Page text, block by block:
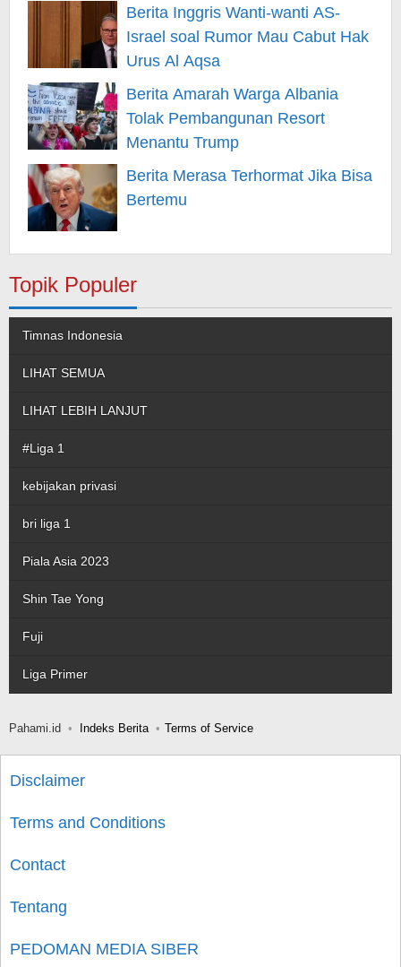
Berita Inggris Wanti-wanti AS-
Israel soal Rumor Mau Cabut Hak
Urus Al Aqsa
Berita Amarah Warga Albania
Tolak Pembangunan Resort
Menantu Trump
Berita Merasa Terhormat Jika Bisa
Bertemu
Topik Populer
Timnas Indonesia
LIHAT SEMUA
LIHAT LEBIH LANJUT
#Liga 1
kebijakan privasi
bri liga 1
Piala Asia 2023
Shin Tae Yong
Fuji
Liga Primer
Pahami.id Indeks Berita Terms of Service
Disclaimer
Terms and Conditions
Contact
Tentang
PEDOMAN MEDIA SIBER